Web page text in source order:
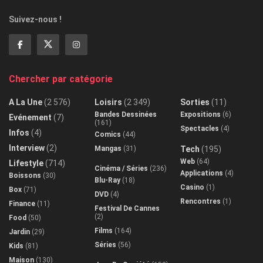
Suivez-nous !
Chercher par catégorie
A La Une(2 576)
Evénement (7)
Infos (4)
Interview(2)
Lifestyle(714)
Boissons (30)
Box (71)
Finance (11)
Food (50)
Jardin (29)
Kids (81)
Maison (130)
Loisirs (2 349)
Bandes Dessinées
(161)
Comics (44)
Mangas (31)
Cinéma / Séries (236)
Blu-Ray(18)
DVD (4)
Festival De Cannes
(2)
Films (164)
Séries (56)
Sorties (11)
Expositions (6)
Spectacles (4)
Tech (195)
Web (64)
Applications (4)
Casino (1)
Rencontres (1)